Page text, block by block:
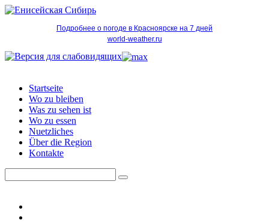
Подробнее о погоде в Красноярске на 7 дней
world-weather.ru
Startseite
Wo zu bleiben
Was zu sehen ist
Wo zu essen
Nuetzliches
Über die Region
Kontakte